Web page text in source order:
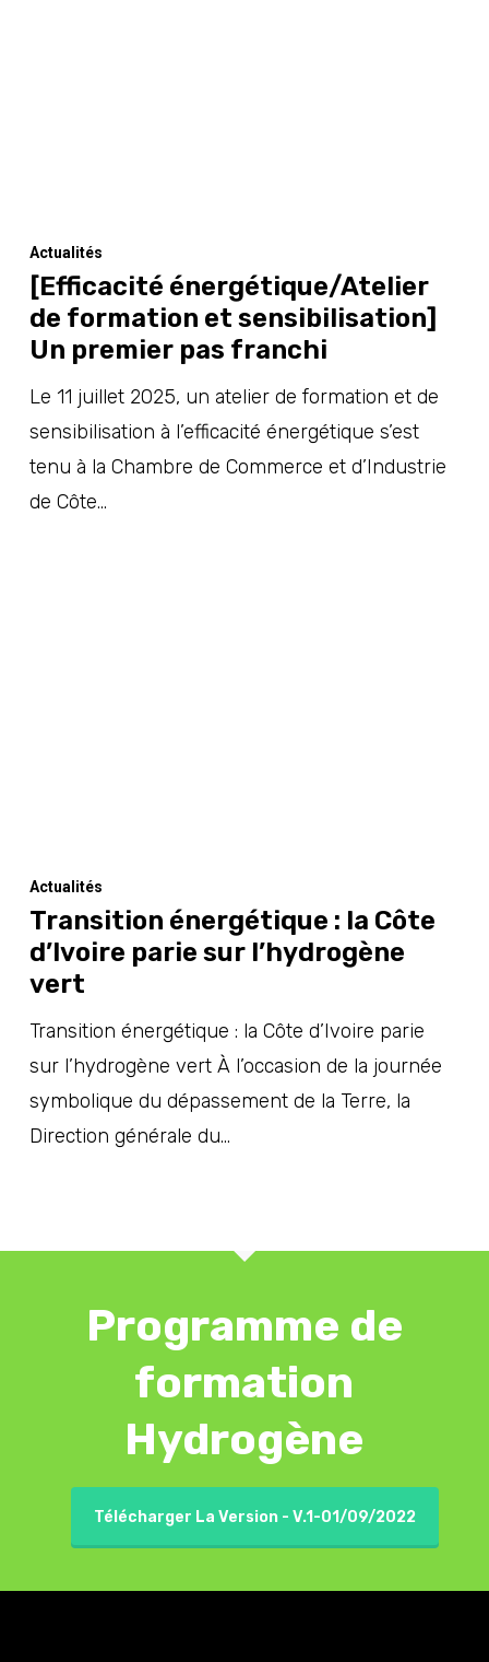
Actualités
[Efficacité énergétique/Atelier
de formation et sensibilisation]
Un premier pas franchi
Le 11 juillet 2025, un atelier de formation et de
sensibilisation à l’efficacité énergétique s’est
tenu à la Chambre de Commerce et d’Industrie
de Côte…
Actualités
Transition énergétique : la Côte
d’Ivoire parie sur l’hydrogène
vert
Transition énergétique : la Côte d’Ivoire parie
sur l’hydrogène vert À l’occasion de la journée
symbolique du dépassement de la Terre, la
Direction générale du…
Programme de
formation
Hydrogène
Télécharger La Version - V.1-01/09/2022